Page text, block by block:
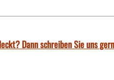
Dann schreiben Sie uns